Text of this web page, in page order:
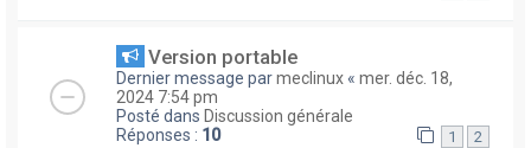
Version portable
Dernier message parmeclinux « mer. déc. 18,
2024 7:54 pm
Posté dans Discussion générale
Réponses : 10 1 2